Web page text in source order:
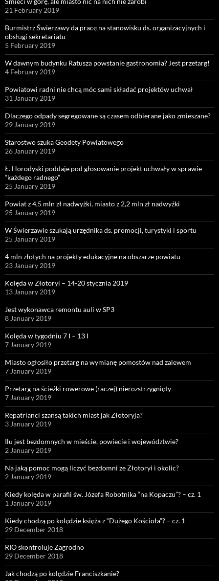
21 February 2019
Burmistrz Świerzawy da pracę na stanowisku ds. organizacyjnych i
obsługi sekretariatu
5 February 2019
W dawnym budynku Ratusza powstanie gastronomia? Jest przetarg!
4 February 2019
Powiatowi radni nie chcą móc sami składać projektów uchwał
31 January 2019
Dlaczego odpady segregowane są czasem odbierane jako zmieszane?
29 January 2019
Starostwo szuka Geodety Powiatowego
26 January 2019
Ł. Horodyski poddaje pod głosowanie projekt uchwały w sprawie
“każdego radnego”
25 January 2019
Powiat z 4,5 mln zł nadwyżki, miasto z 2,2 mln zł nadwyżki
25 January 2019
W Świerzawie szukają urzędnika ds. promocji, turystyki i sportu
25 January 2019
4 mln złotych na projekty edukacyjne na obszarze powiatu
23 January 2019
Kolęda w Złotoryi – 14-20 stycznia 2019
13 January 2019
Jest wykonawca remontu auli w SP3
8 January 2019
Kolęda w tygodniu 7 I – 13 I
7 January 2019
Miasto ogłosiło przetarg na wymianę pomostów nad zalewem
7 January 2019
Przetarg na ścieżki rowerowe (raczej) nierozstrzygnięty
7 January 2019
Repatrianci szansą takich miast jak Złotoryja?
3 January 2019
Ilu jest bezdomnych w mieście, powiecie i województwie?
2 January 2019
Na jaką pomoc mogą liczyć bezdomni ze Złotoryi i okolic?
2 January 2019
Kiedy kolęda w parafii św. Józefa Robotnika “na Kopaczu”? – cz. 1
1 January 2019
Kiedy chodzą po kolędzie księża z “Dużego Kościoła”? – cz. 1
29 December 2018
RIO skontroluje Zagrodno
29 December 2018
Jak chodzą po kolędzie Franciszkanie?